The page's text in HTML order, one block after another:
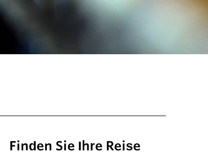
Finden Sie Ihre Reise